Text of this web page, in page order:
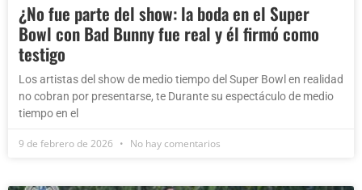
¿No fue parte del show: la boda en el Super
Bowl con Bad Bunny fue real y él firmó como
testigo
Los artistas del show de medio tiempo del Super Bowl en realidad
no cobran por presentarse, te Durante su espectáculo de medio
tiempo en el
9 de febrero de 2026 No hay comentarios